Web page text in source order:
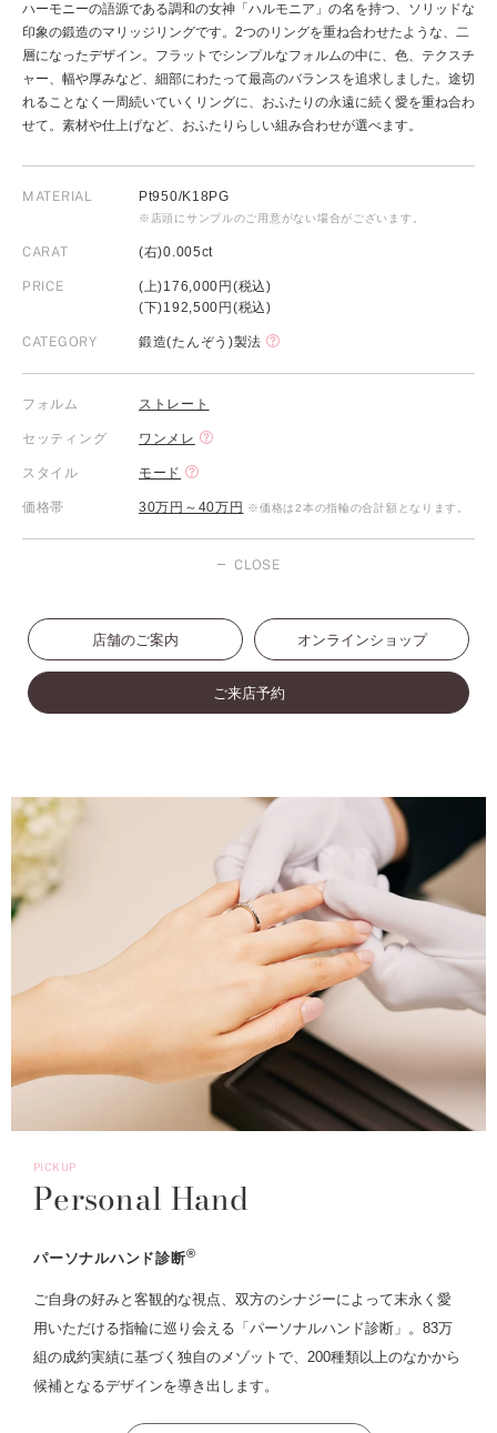
ハーモニーの語源である調和の女神「ハルモニア」の名を持つ、ソリッドな
印象の鍛造のマリッジリングです。2つのリングを重ね合わせたような、二
層になったデザイン。フラットでシンプルなフォルムの中に、色、テクスチ
ャー、幅や厚みなど、細部にわたって最高のバランスを追求しました。途切
れることなく一周続いていくリングに、おふたりの永遠に続く愛を重ね合わ
せて。素材や仕上げなど、おふたりらしい組み合わせが選べます。
MATERIAL Pt950/K18PG
※店頭にサンプルのご用意がない場合がございます。
CARAT (右)0.005ct
PRICE
(上)176,000円(税込)
(下)192,500円(税込)
CATEGORY 鍛造(たんぞう)製法
フォルム ストレート
セッティング ワンメレ
スタイル モード
価格帯 30万円～40万円 ※価格は2本の指輪の合計額となります。
CLOSE
店舗のご案内 オンラインショップ
ご来店予約
PICKUP
Personal Hand
パーソナルハンド診断®
ご自身の好みと客観的な視点、双方のシナジーによって末永く愛
用いただける指輪に巡り会える「パーソナルハンド診断」。83万
組の成約実績に基づく独自のメゾットで、200種類以上のなかから
候補となるデザインを導き出します。